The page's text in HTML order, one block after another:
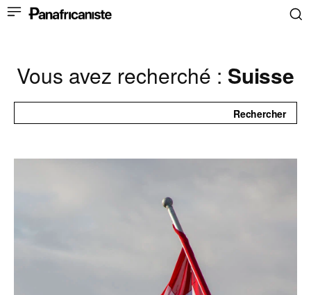
Vous avez recherché : Suisse
Rechercher